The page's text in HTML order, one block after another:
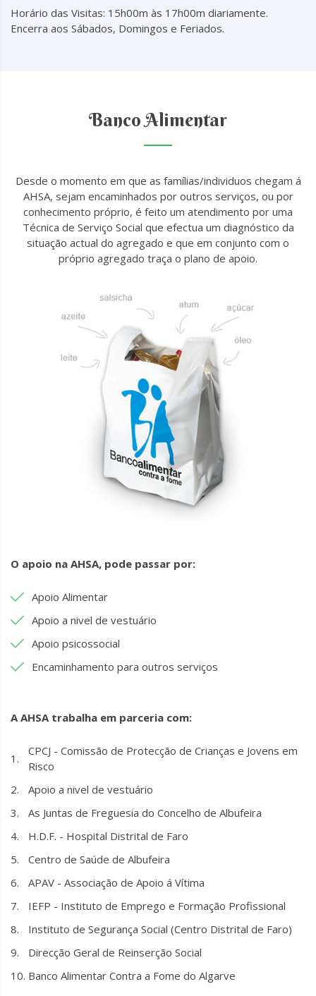
Horário das Visitas: 15h00m às 17h00m diariamente.
Encerra aos Sábados, Domingos e Feriados.
Banco Alimentar
Desde o momento em que as famílias/individuos chegam á
AHSA, sejam encaminhados por outros serviços, ou por
conhecimento próprio, é feito um atendimento por uma
Técnica de Serviço Social que efectua um diagnóstico da
situação actual do agregado e que em conjunto com o
próprio agregado traça o plano de apoio.
O apoio na AHSA, pode passar por:
Apoio Alimentar
Apoio a nivel de vestuário
Apoio psicossocial
Encaminhamento para outros serviços
A AHSA trabalha em parceria com:
CPCJ - Comissão de Protecção de Crianças e Jovens em
Risco
Apoio a nivel de vestuário
As Juntas de Freguesia do Concelho de Albufeira
H.D.F. - Hospital Distrital de Faro
Centro de Saúde de Albufeira
APAV - Associação de Apoio á Vítima
IEFP - Instituto de Emprego e Formação Profissional
Instituto de Segurança Social (Centro Distrital de Faro)
Direcção Geral de Reinserção Social
Banco Alimentar Contra a Fome do Algarve